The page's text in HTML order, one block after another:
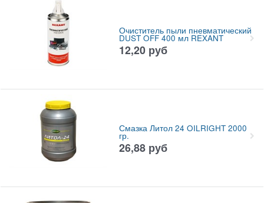
Очиститель пыли пневматический
DUST OFF 400 мл REXANT
12,20 руб
Смазка Литол 24 OILRIGHT 2000
гр.
26,88 руб